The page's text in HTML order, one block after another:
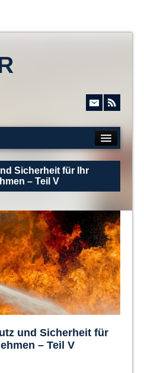
Sicherheit für Ihr
– Teil V
und Sicherheit für
– Teil V